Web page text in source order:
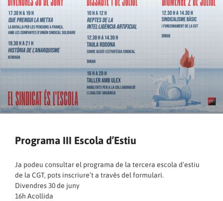
Programa III Escola d’Estiu
Ja podeu consultar el programa de la tercera escola d’estiu
de la CGT, pots inscriure’t a través del formulari.
Divendres 30 de juny
16h Acollida